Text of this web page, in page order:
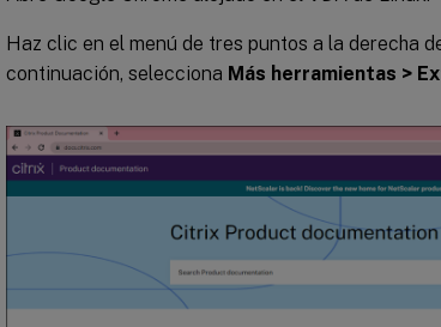
Haz clic en el menú de tres puntos a la derecha
continuación, selecciona Más herramientas >